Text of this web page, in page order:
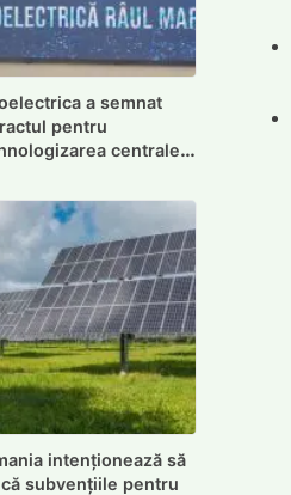
a semnat
pentru
centralei
intenționează să
subvențiile pentru